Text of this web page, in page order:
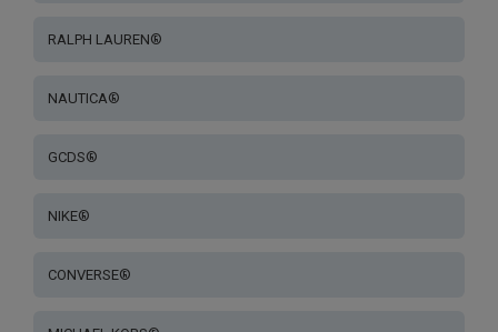
RALPH LAUREN®
NAUTICA®
GCDS®
NIKE®
CONVERSE®